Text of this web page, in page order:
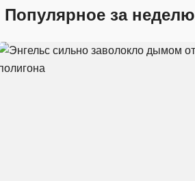
Популярное за неделю